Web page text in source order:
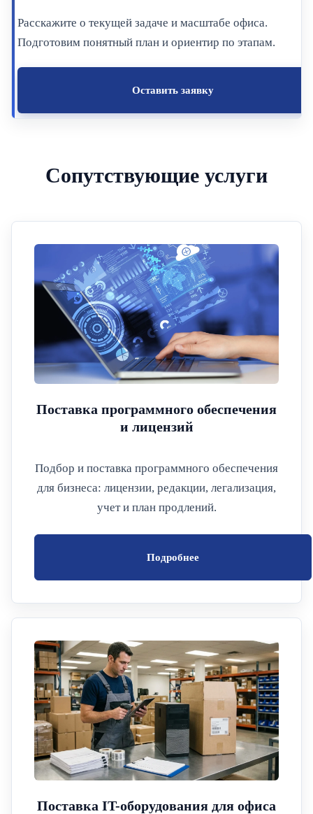
Расскажите о текущей задаче и масштабе офиса.
Подготовим понятный план и ориентир по этапам.
Оставить заявку
Сопутствующие услуги
Поставка программного обеспечения
и лицензий
Подбор и поставка программного обеспечения
для бизнеса: лицензии, редакции, легализация,
учет и план продлений.
Подробнее
Поставка IT-оборудования для офиса